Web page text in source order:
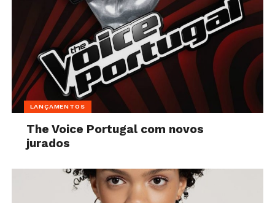
LANÇAMENTOS
The Voice Portugal com novos
jurados